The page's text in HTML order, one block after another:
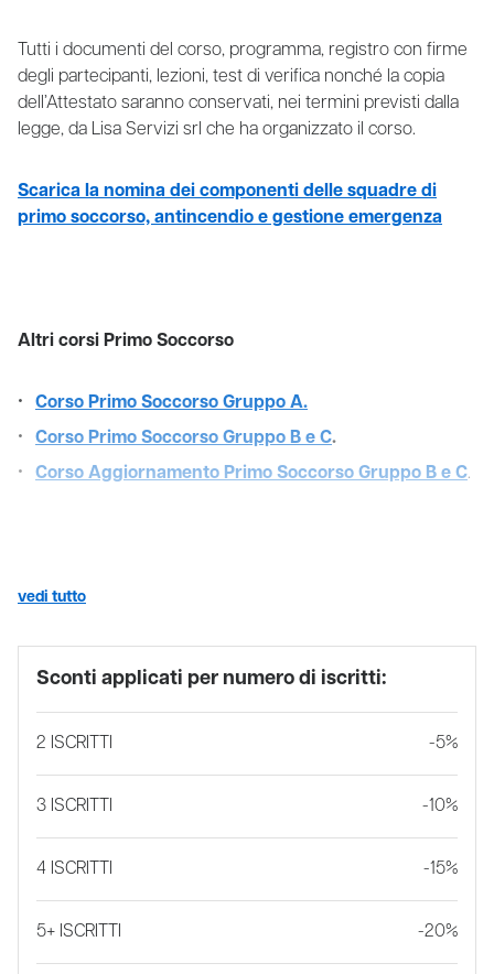
Tutti i documenti del corso, programma, registro con firme
degli partecipanti, lezioni, test di verifica nonché la copia
dell’Attestato saranno conservati, nei termini previsti dalla
legge, da Lisa Servizi srl che ha organizzato il corso.
Scarica la nomina dei componenti delle squadre di
primo soccorso, antincendio e gestione emergenza
Altri corsi Primo Soccorso
Corso Primo Soccorso Gruppo A.
Corso Primo Soccorso Gruppo B e C.
Corso Aggiornamento Primo Soccorso Gruppo B e C.
vedi tutto
Sconti applicati per numero di iscritti:
2 ISCRITTI -5%
3 ISCRITTI -10%
4 ISCRITTI -15%
5+ ISCRITTI -20%